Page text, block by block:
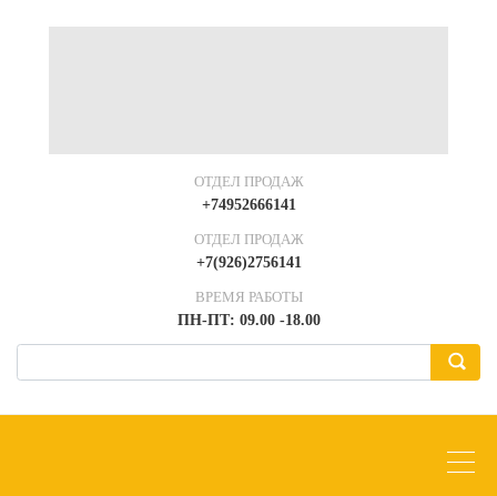
ОТДЕЛ ПРОДАЖ
+74952666141
ОТДЕЛ ПРОДАЖ
+7(926)2756141
ВРЕМЯ РАБОТЫ
ПН-ПТ: 09.00 -18.00